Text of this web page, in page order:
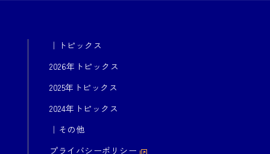
｜トピックス
2026年トピックス
2025年トピックス
2024年トピックス
｜その他
プライバシーポリシー